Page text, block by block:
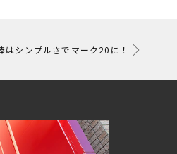
はシンプルさでマーク20に！